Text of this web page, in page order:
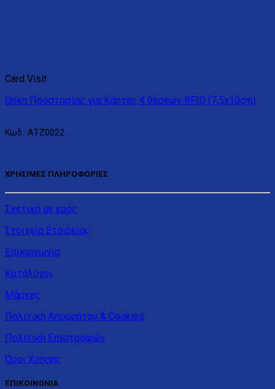
Card Visit
Θήκη Προστασίας για Κάρτες 4 θέσεων RFID (7,5x10cm)
Κωδ.: ΑΤΖ0022
ΧΡΗΣΙΜΕΣ ΠΛΗΡΟΦΟΡΙΕΣ
Σχετικά με εμάς
Στοιχεία Εταιρείας
Επικοινωνία
Κατάλογοι
Μάρκες
Πολιτική Απορρήτου & Cookies
Πολιτική Επιστροφών
Όροι Χρήσης
ΕΠΙΚΟΙΝΩΝΙΑ